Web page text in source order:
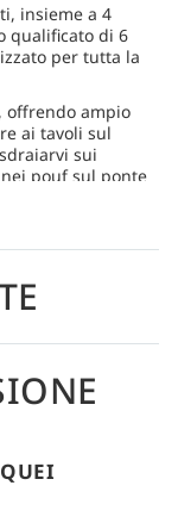
insieme a 4
qualificato di 6
per tutta la
offrendo ampio
ai tavoli sul
sui
pouf sul ponte
Explorer è dotata
estintori,
di
durante ogni